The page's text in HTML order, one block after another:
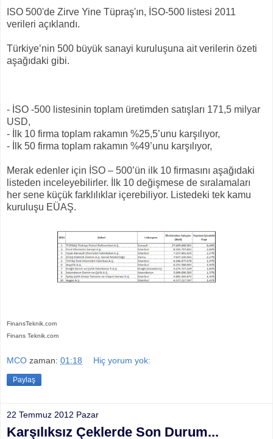
ISO 500'de Zirve Yine Tüpraş'ın, İSO-500 listesi 2011
verileri açıklandı.
Türkiye’nin 500 büyük sanayi kuruluşuna ait verilerin özeti
aşağıdaki gibi.
- İSO -500 listesinin toplam üretimden satışları 171,5 milyar
USD,
- İlk 10 firma toplam rakamın %25,5’unu karşılıyor,
- İlk 50 firma toplam rakamın %49’unu karşılıyor,
Merak edenler için İSO – 500’ün ilk 10 firmasını aşağıdaki
listeden inceleyebilirler. İlk 10 değişmese de sıralamaları
her sene küçük farklılıklar içerebiliyor. Listedeki tek kamu
kuruluşu EÜAŞ.
FinansTeknik.com
Finans Teknik.com
MCO zaman: 01:18 Hiç yorum yok:
Paylaş
22 Temmuz 2012 Pazar
Karşılıksız Çeklerde Son Durum...